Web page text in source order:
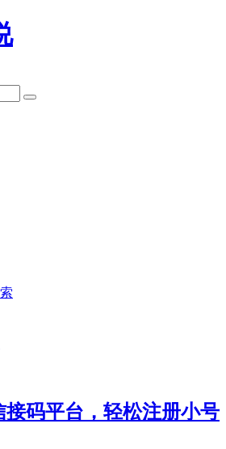
码平台，轻松注册小号